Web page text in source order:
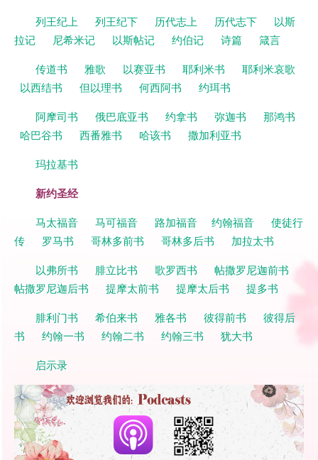
列王纪上
列王纪下 历代志上 历代志下
以斯
拉记
尼希米记 以斯帖记 约伯记 诗篇
箴言
传道书
雅歌 以赛亚书 耶利米书
耶利米哀歌
以西结书
但以理书 何西阿书
约珥书
阿摩司书
俄巴底亚书 约拿书 弥迦书
那鸿书
哈巴谷书
西番雅书 哈该书
撒加利亚书
玛拉基书
新约圣经
马太福音 马可福音 路加福音 约翰福音
使徒行
传
罗马书 哥林多前书 哥林多后书
加拉太书
以弗所书
腓立比书 歌罗西书
帖撒罗尼迦前书
帖撒罗尼迦后书
提摩太前书 提摩太后书
提多书
腓利门书
希伯来书 雅各书 彼得前书
彼得后
书
约翰一书 约翰二书 约翰三书
犹大书
启示录